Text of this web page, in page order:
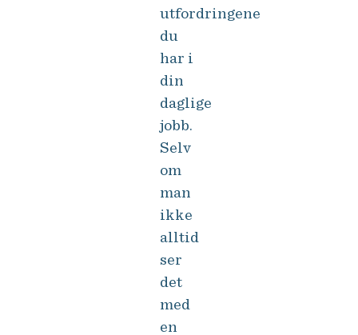
utfordringene
du
har i
din
daglige
jobb.
Selv
om
man
ikke
alltid
ser
det
med
en